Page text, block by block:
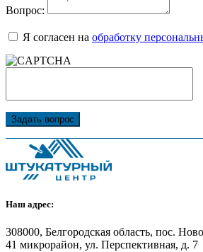
Вопрос:
Я согласен на обработку
Задать вопрос
Наш адрес:
308000, Белгородская область, пос.
41 микрорайон, ул. Перспективная, д. 7